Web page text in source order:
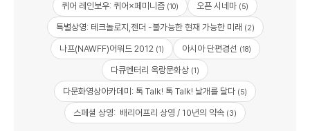
퀴어 레인보우: 퀴어×페미니즘 (10) 오픈 시네마 (5)
특별상영: 테크놀로지,젠더 -불가능한 현재 가능한 미래 (2)
나프(NAWFF)어워드 2012(1) 아시아 단편경선 (18)
다큐멘터리 옥랑문화상 (1)
다문화영상아카데미: 톡 Talk! 톡 Talk! 날개를 달다 (5)
스페셜 상영: 배리어프리 상영 / 10년의 약속 (3)